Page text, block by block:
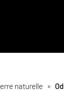
naturelle »